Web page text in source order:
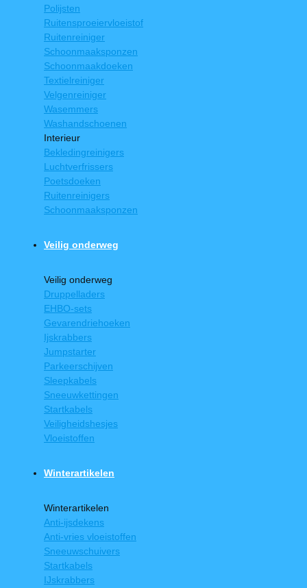
Polijsten
Ruitensproeiervloeistof
Ruitenreiniger
Schoonmaaksponzen
Schoonmaakdoeken
Textielreiniger
Velgenreiniger
Wasemmers
Washandschoenen
Interieur
Bekledingreinigers
Luchtverfrissers
Poetsdoeken
Ruitenreinigers
Schoonmaaksponzen
Veilig onderweg
Veilig onderweg
Druppelladers
EHBO-sets
Gevarendriehoeken
Ijskrabbers
Jumpstarter
Parkeerschijven
Sleepkabels
Sneeuwkettingen
Startkabels
Veiligheidshesjes
Vloeistoffen
Winterartikelen
Winterartikelen
Anti-ijsdekens
Anti-vries vloeistoffen
Sneeuwschuivers
Startkabels
IJskrabbers